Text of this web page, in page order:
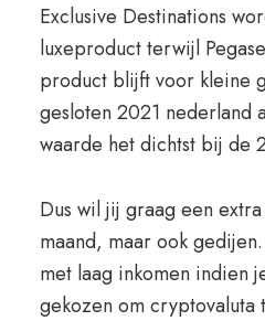
Exclusive Destinations
luxeproduct terwijl
product blijft voor kleine
gesloten 2021 nederland
waarde het dichtst bij de
Dus wil jij graag een
maand, maar ook
met laag inkomen indien
gekozen om cryptovaluta